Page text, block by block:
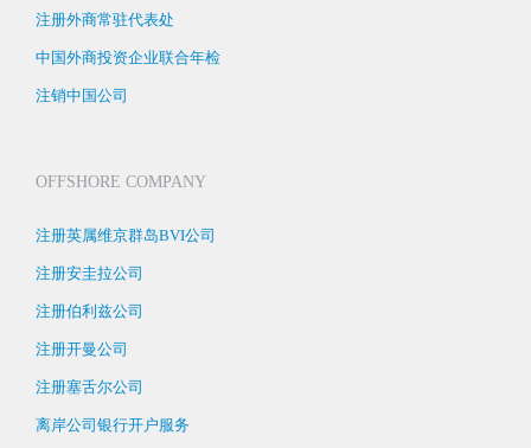
注册外商常驻代表处
中国外商投资企业联合年检
注销中国公司
OFFSHORE COMPANY
注册英属维京群岛BVI公司
注册安圭拉公司
注册伯利兹公司
注册开曼公司
注册塞舌尔公司
离岸公司银行开户服务